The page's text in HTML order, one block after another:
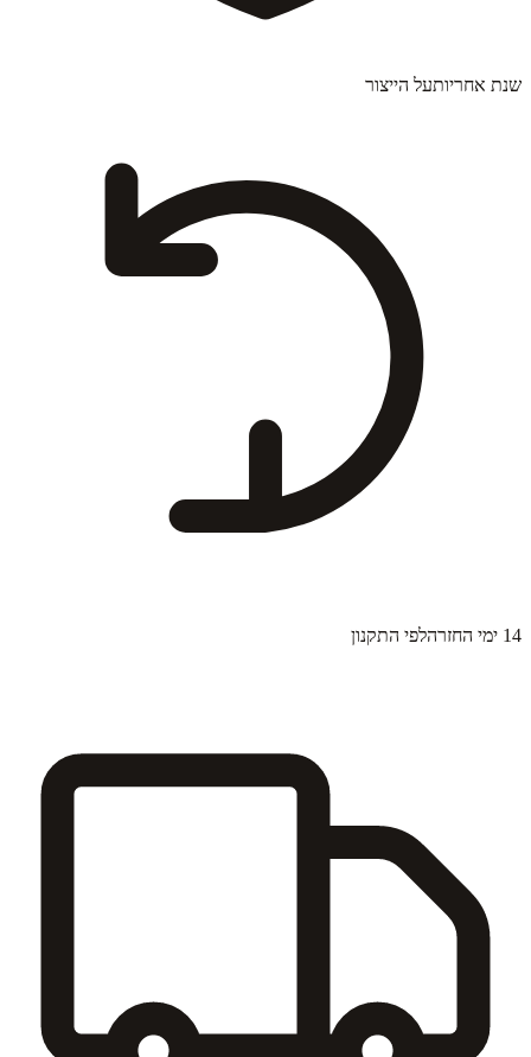
שנת אחריותעל הייצור
14 ימי החזרה לפי התקנון